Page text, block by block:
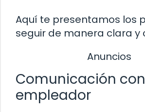
Aquí te presentamos los
seguir de manera clara y
Anuncios
Comunicación
empleador